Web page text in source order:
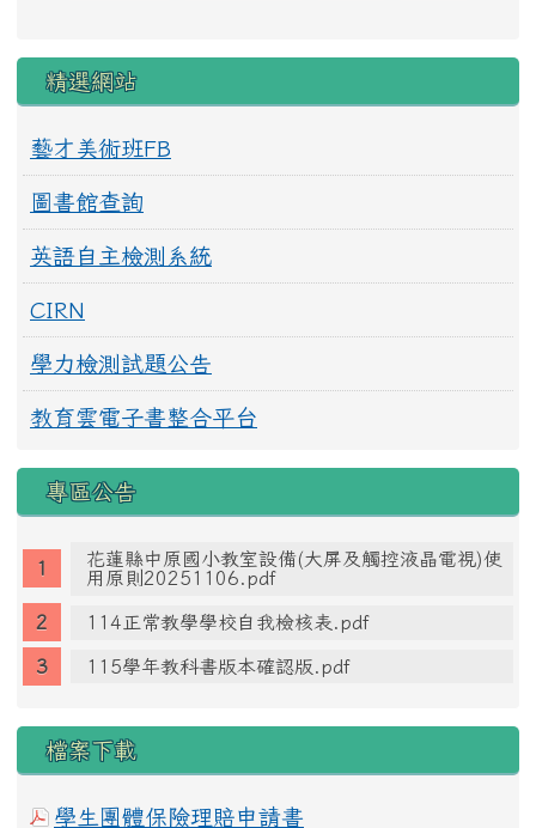
精選網站
藝才美術班FB
圖書館查詢
英語自主檢測系統
CIRN
學力檢測試題公告
教育雲電子書整合平台
專區公告
花蓮縣中原國小教室設備(大屏及觸控液晶電視)使
用原則20251106.pdf
114正常教學學校自我檢核表.pdf
115學年教科書版本確認版.pdf
檔案下載
學生團體保險理賠申請書